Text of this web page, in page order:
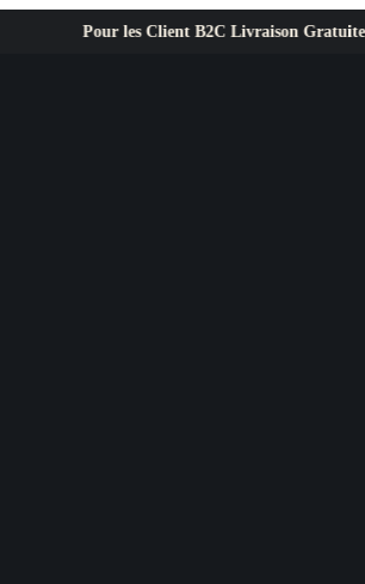
Pour les Client B2C Livraison Gratuite en Europe